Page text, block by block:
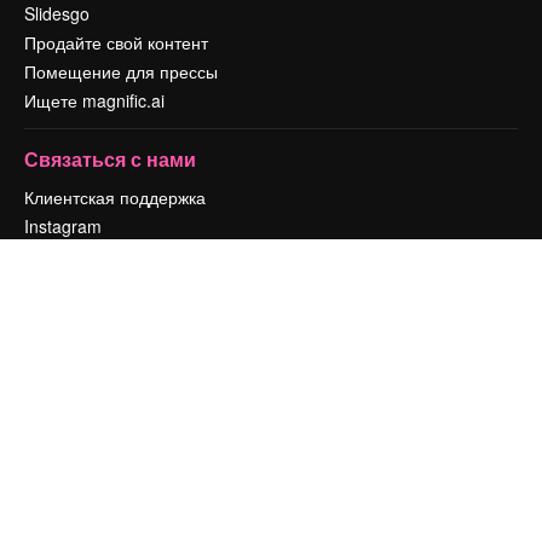
Slidesgo
Продайте свой контент
Помещение для прессы
Ищете magnific.ai
Связаться с нами
Клиентская поддержка
Instagram